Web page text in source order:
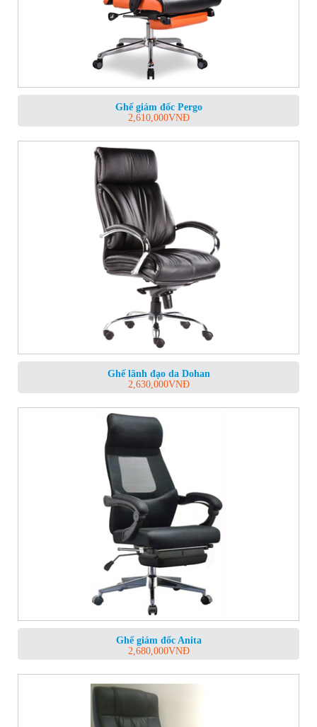
Ghế giám đốc Pergo
2,610,000VNĐ
Ghế lãnh đạo da Dohan
2,630,000VNĐ
Ghế giám đốc Anita
2,680,000VNĐ